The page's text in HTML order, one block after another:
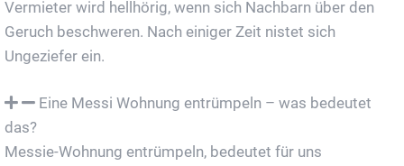
Vermieter wird hellhörig, wenn sich Nachbarn über den
Geruch beschweren. Nach einiger Zeit nistet sich
Ungeziefer ein.
Eine Messi Wohnung entrümpeln – was bedeutet
das?
Messie-Wohnung entrümpeln, bedeutet für uns